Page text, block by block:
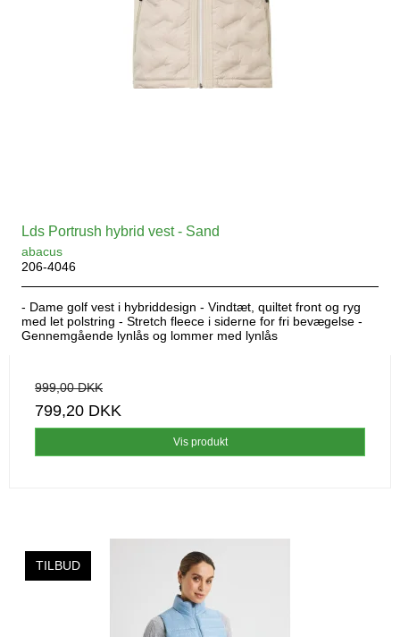
Lds Portrush hybrid vest - Sand
abacus
206-4046
- Dame golf vest i hybriddesign - Vindtæt, quiltet front og ryg
med let polstring - Stretch fleece i siderne for fri bevægelse -
Gennemgående lynlås og lommer med lynlås
999,00 DKK
799,20 DKK
Vis produkt
TILBUD